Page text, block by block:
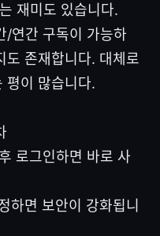
재미도 있습니다.
/연간 구독이 가능하
도 존재합니다. 대체로
평이 많습니다.
로그인하면 바로 사
하면 보안이 강화됩니